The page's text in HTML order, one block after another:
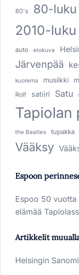
80's 80-luku
2010-luku
auto elokuva
Järvenpää
kuolema musiikki
Rolf satiiri Satu
Tapiolan
the Beatles tupakka
Vääksy
Espoon
Espoo 50 vuotta
elämää
Artikkelit
Helsingin